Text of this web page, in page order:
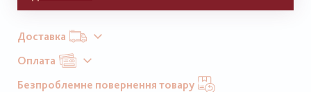
Доставка
Оплата
Безпроблемне повернення товару